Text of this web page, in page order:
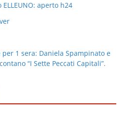
ELLEUNO: aperto h24
1 sera: Daniela Spampinato e
“I Sette Peccati Capitali”.